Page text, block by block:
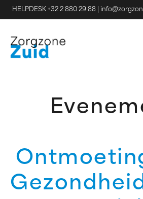
HELPDESK +32 2 880 29 88